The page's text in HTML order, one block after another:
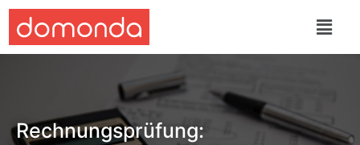
Rechnungsprüfung: